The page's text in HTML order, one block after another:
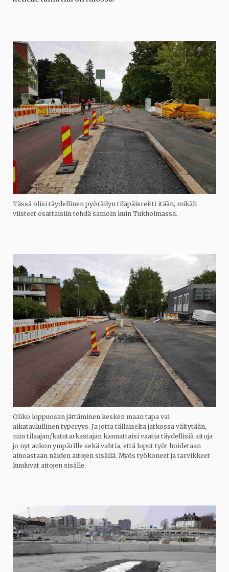
Tässä olisi täydellinen pyöräilyn tilapäisreitti itään, mikäli
viisteet osattaisiin tehdä samoin kuin Tukholmassa.
Oliko loppuosan jättäminen kesken maan tapa vai
aikataulullinen typeryys. Ja jotta tällaiselta jatkossa vältytään,
niin tilaajan/katutarkastajan kannattaisi vaatia täydellisiä aitoja
jo nyt aukon ympärille sekä vahtia, että loput työt hoidetaan
ainoastaan näiden aitojen sisällä. Myös työkoneet ja tarvikkeet
kuuluvat aitojen sisälle.